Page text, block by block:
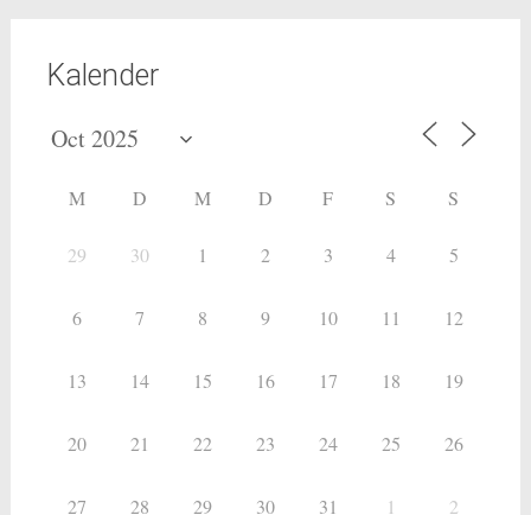
Kalender
M D M D F S S
29 30 1 2 3 4 5
6 7 8 9 10 11 12
13 14 15 16 17 18 19
20 21 22 23 24 25 26
27 28 29 30 31 1 2